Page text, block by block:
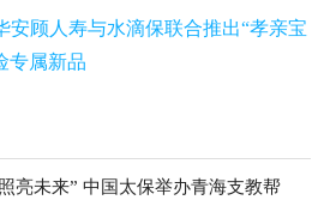
安顾人寿与水滴保联合推出“孝亲宝
专属新品
亮未来” 中国太保举办青海支教帮